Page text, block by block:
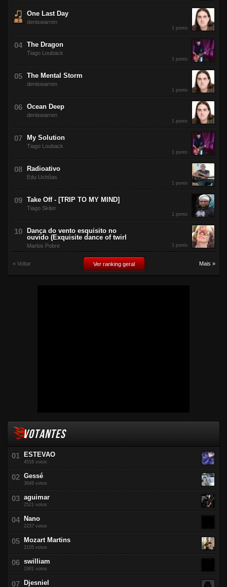
One Last Day
deniswarren
1 ponto
The Dragon
Tiago Louback
1 ponto
The Mental Storm
deniswarren
1 ponto
Ocean Deep
deniswarren
1 ponto
My Solution
Tiago Louback
1 ponto
Radioativo
Edu Uchôas
1 ponto
Take Off - [TRIP TO MY MIND]
Tiago Skiter
1 ponto
Dança do vento esquisito no
ouvido (Exquisite dance of twirl
Marlos Pobre 1 ponto
« Voltar Ver ranking geral Mais »
VOTANTES
ESTEVAO
4516 votos
Gessé
3649 votos
aguimar
2521 votos
Nano
2237 votos
Mozart Martins
2105 votos
swilliam
1981 votos
Djesniel